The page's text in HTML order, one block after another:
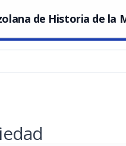
de Historia de la